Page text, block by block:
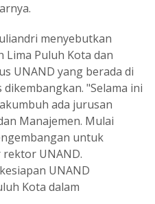
menyebutkan
Lima Puluh Kota dan
UNAND yang berada di
"Selama ini
ada jurusan
Manajemen. Mulai
untuk
UNAND.
UNAND
Kota dalam